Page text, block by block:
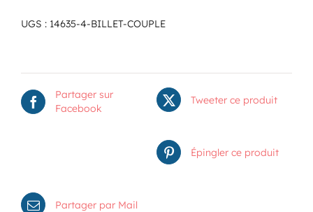
UGS : 14635-4-BILLET-COUPLE
Partager sur
Facebook
Tweeter ce produit
Épingler ce produit
Partager par Mail